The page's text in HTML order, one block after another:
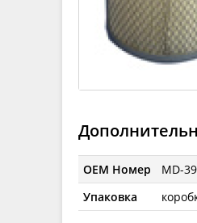
OEM Номер
MD-
Упаковка